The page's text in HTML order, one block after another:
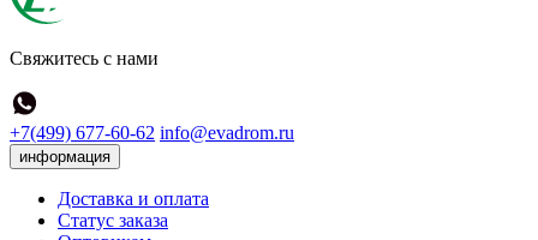
Свяжитесь с нами
+7(499) 677-60-62 info@evadrom.ru
информация
Доставка и оплата
Статус заказа